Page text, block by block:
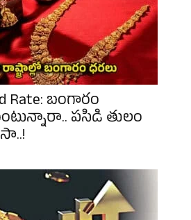
Rate: బంగారం
పసిడి తులం